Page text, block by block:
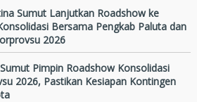
Sumut Lanjutkan Roadshow ke
Bersama Pengkab Paluta dan
2026
Pimpin Roadshow Konsolidasi
2026, Pastikan Kesiapan Kontingen